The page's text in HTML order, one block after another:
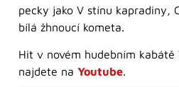
pecky jako V stínu kapradiny,
bílá žhnoucí kometa.
Hit v novém hudebním kabátě
najdete na Youtube.